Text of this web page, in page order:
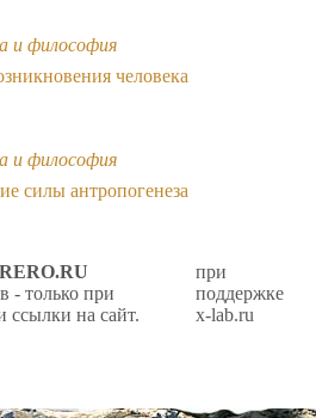
и философия
человека
и философия
силы антропогенеза
- только при
ссылки на сайт.
при
поддержке
x-lab.ru